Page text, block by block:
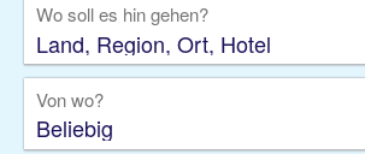
Rundreise
Kreuzfahrt
Gruppenreise
Camper
Wo soll es hin gehen?
Von wo?
Beliebig